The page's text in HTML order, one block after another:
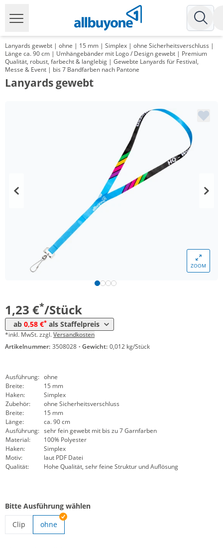
Lanyards gewebt | ohne | 15 mm | Simplex | ohne Sicherheitsverschluss |
Länge ca. 90 cm | Umhängebänder mit Logo / Design gewebt | Premium
Qualität, robust, farbecht & langlebig | Gewebte Lanyards für Festival,
Messe & Event | bis 7 Bandfarben nach Pantone
Lanyards gewebt
ZOOM
1,23 €*/Stück
ab 0,58 €* als Staffelpreis
Preis
ab 5000 Stück
ab 10000 Stück
*inkl. MwSt. zzgl.Versandkosten
Artikelnummer: 3508028 · Gewicht: 0,012 kg/Stück
Ausführung: ohne
Breite:
15 mm
Haken:
Simplex
Zubehör:
ohne Sicherheitsverschluss
Breite:
15 mm
Länge:
ca. 90 cm
Ausführung: sehr fein gewebt mit bis zu 7 Garnfarben
Material:
100% Polyester
Haken:
Simplex
Motiv:
laut PDF Datei
Qualität:
Hohe Qualität, sehr feine Struktur und Auflösung
Bitte Ausführung wählen
Clip
ohne